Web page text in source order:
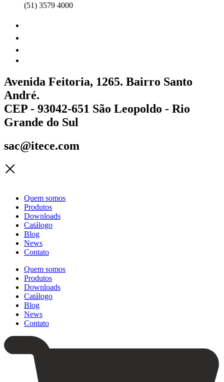
(51) 3579 4000
Avenida Feitoria, 1265. Bairro Santo
André.
CEP - 93042-651 São Leopoldo - Rio
Grande do Sul
sac@itece.com
Quem somos
Produtos
Downloads
Catálogo
Blog
News
Contato
Quem somos
Produtos
Downloads
Catálogo
Blog
News
Contato